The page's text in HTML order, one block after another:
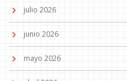
julio 2026
junio 2026
mayo 2026